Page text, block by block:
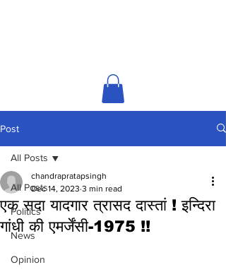
Post
All Posts
Politics
News
Opinion
All Posts
एक सदा यादगार त्रासद दास्तां ! इन्दिरा
गांधी की एमर्जेंसी-1975 !!
chandrapratapsingh
Dec 14, 2023 3 min read